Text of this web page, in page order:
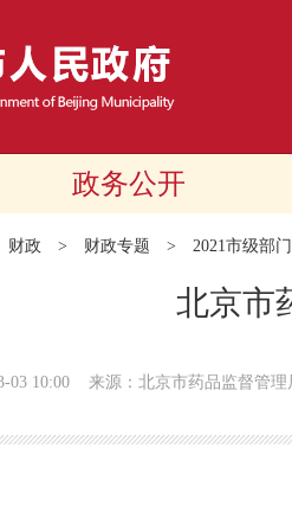
政务公开
财政 > 财政专题 > 2021市级部
北京市
03 10:00 来源：北京市药品监督管理